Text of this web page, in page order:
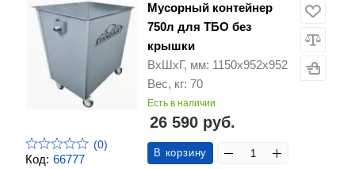
Код: 66777
(0)
Мусорный контейнер
750л для ТБО без
крышки
ВхШхГ, мм: 1150х952х952
Вес, кг: 70
Есть в наличии
26 590 руб.
В корзину